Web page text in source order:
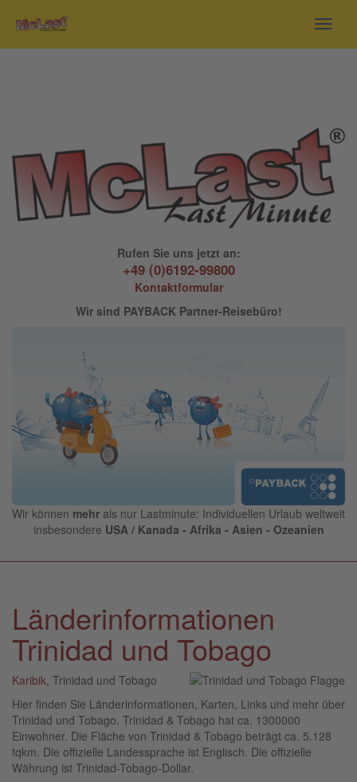
Rufen Sie uns jetzt an:
+49 (0)6192-99800
Kontaktformular
Wir sind PAYBACK Partner-Reisebüro!
Wir können mehr als nur Lastminute: Individuellen Urlaub weltweit
insbesondere USA / Kanada - Afrika - Asien - Ozeanien
Länderinformationen
Trinidad und Tobago
Karibik , Trinidad und Tobago
Hier finden Sie Länderinformationen, Karten, Links und mehr über
Trinidad und Tobago. Trinidad & Tobago hat ca. 1300000
Einwohner. Die Fläche von Trinidad & Tobago beträgt ca. 5.128
tqkm. Die offizielle Landessprache ist Englisch. Die offizielle
Währung ist Trinidad-Tobago-Dollar.